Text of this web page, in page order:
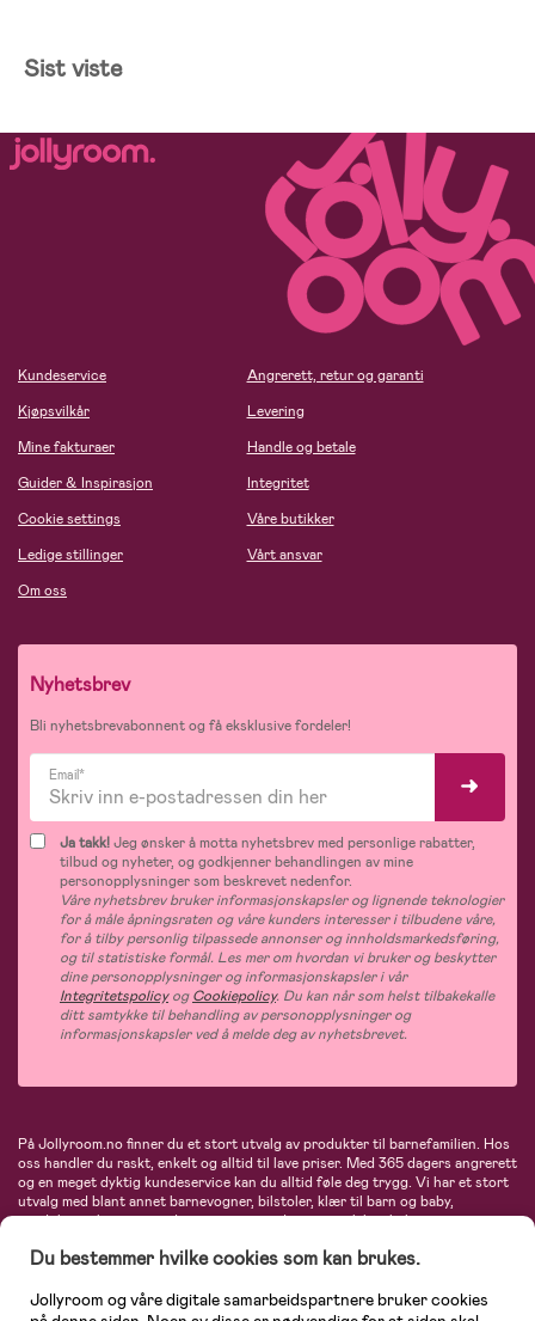
Sist viste
Kundeservice
Kjøpsvilkår
Mine fakturaer
Guider & Inspirasjon
Cookie settings
Ledige stillinger
Om oss
Angrerett, retur og garanti
Levering
Handle og betale
Integritet
Våre butikker
Vårt ansvar
Nyhetsbrev
Bli nyhetsbrevabonnent og få eksklusive fordeler!
Email*
Ja takk!Jeg ønsker å motta nyhetsbrev med personlige rabatter,
tilbud og nyheter, og godkjenner behandlingen av mine
personopplysninger som beskrevet nedenfor.
Våre nyhetsbrev bruker informasjonskapsler og lignende teknologier
for å måle åpningsraten og våre kunders interesser i tilbudene våre,
for å tilby personlig tilpassede annonser og innholdsmarkedsføring,
og til statistiske formål. Les mer om hvordan vi bruker og beskytter
dine personopplysninger og informasjonskapsler i vår
IntegritetspolicyogCookiepolicy. Du kan når som helst tilbakekalle
ditt samtykke til behandling av personopplysninger og
informasjonskapsler ved å melde deg av nyhetsbrevet.
På Jollyroom.no finner du et stort utvalg av produkter til barnefamilien. Hos
oss handler du raskt, enkelt og alltid til lave priser. Med 365 dagers angrerett
og en meget dyktig kundeservice kan du alltid føle deg trygg. Vi har et stort
utvalg med blant annet barnevogner, bilstoler, klær til barn og baby,
produkter til mor, mengder av inspirerende interiør, leker, babyustyr og mye
Maxi-Cosi, Baby Jogger, BabyBjörn, Didriksons, KidKraft, Ergobaby, Philips
største nettbutikk for barn og baby!
Du bestemmer hvilke cookies som kan brukes.
Jollyroom og våre digitale samarbeidspartnere bruker cookies